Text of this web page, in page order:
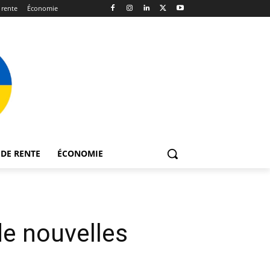
Économie
RENTE ÉCONOMIE
nouvelles